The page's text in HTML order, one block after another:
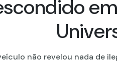
não revelou nada de